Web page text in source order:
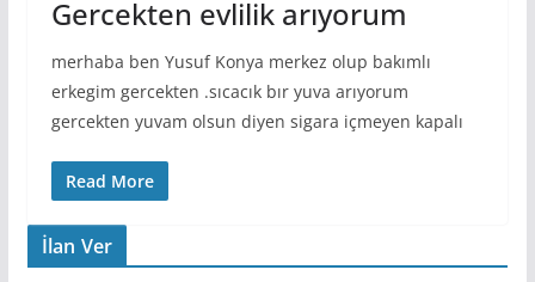
Gercekten evlilik arıyorum
merhaba ben Yusuf Konya merkez olup bakımlı
erkegim gercekten .sıcacık bır yuva arıyorum
gercekten yuvam olsun diyen sigara içmeyen kapalı
Read More
İlan Ver